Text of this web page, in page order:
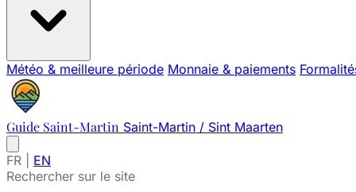
Météo & meilleure période Monnaie & paiements
Guide Saint-Martin Saint-Martin / Sint Maarten
FR
EN
Rechercher sur le site